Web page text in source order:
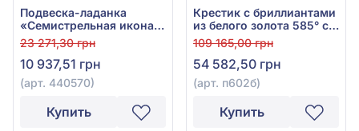
Подвеска-ладанка
«Семистрельная икона
Божией Матери» из
красно-белого золота
585° с фианитом, арт.
440570
23 271,30 грн
10 937,51 грн
(арт. 440570)
Купить
Крестик с бриллиантами
из белого золота 585° с
бриллиантом 0,44ct, арт.
п602б
109 165,00 грн
54 582,50 грн
(арт. п602б)
Купить